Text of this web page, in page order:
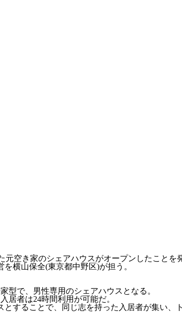
空き家のシェアハウスがオープンしたことを
横山保全(東京都中野区)が担う。
型で、男性専用のシェアハウスとなる。
居者は24時間利用が可能だ。
することで、同じ志を持った入居者が集い、